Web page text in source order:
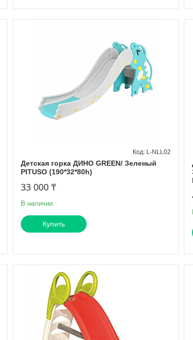
Детская горка ДИНО GREEN/ Зеленый
PITUSO (190*32*80h)
L-NLL02
33 000 ₸
В наличии
Купить